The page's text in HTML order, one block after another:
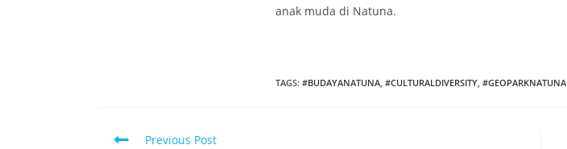
anak muda di Natuna.
TAGS: #BUDAYANATUNA, #CULTURALDIVERSITY, #GEOPARKNATUNA
Previous Post